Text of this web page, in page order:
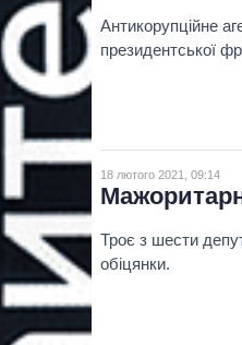
Антикорупційне
президентської
18 лютого 2021, 09:14
Троє з шести
обіцянки.